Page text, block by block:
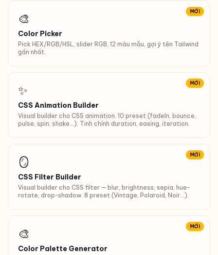
MỚI
🎨
Color Picker
Pick HEX/RGB/HSL, slider RGB, 12 màu mẫu, gợi ý tên Tailwind
gần nhất.
MỚI
✨
CSS Animation Builder
Visual builder cho CSS animation. 10 preset (fadeIn, bounce,
pulse, spin, shake…). Tinh chỉnh duration, easing, iteration.
MỚI
🪞
CSS Filter Builder
Visual builder cho CSS filter — blur, brightness, sepia, hue-
rotate, drop-shadow. 8 preset (Vintage, Polaroid, Noir…).
MỚI
🎨
Color Palette Generator